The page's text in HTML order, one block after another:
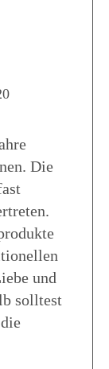
Die
und
solltest